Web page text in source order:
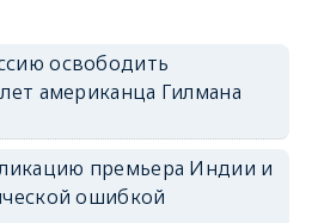
освободить
американца Гилмана
премьера Индии и
ошибкой